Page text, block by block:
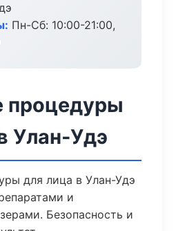
Пн-Сб: 10:00-21:00,
процедуры
Улан-Удэ
для лица в Улан-Удэ
и
Безопасность и